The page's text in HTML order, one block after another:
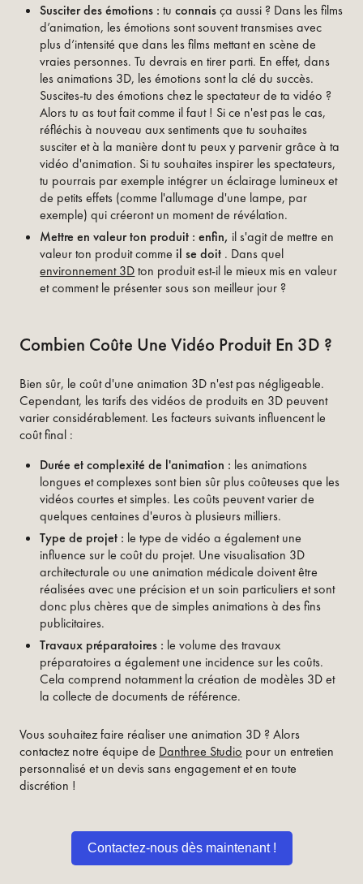
Susciter des émotions :tuconnaisça aussi ? Dans les films
d’animation, les émotions sont souvent transmises avec
plus d’intensité que dans les films mettant en scène de
vraies personnes. Tu devrais en tirer parti. En effet, dans
les animations 3D, les émotions sont la clé du succès.
Suscites-tu des émotions chez le spectateur de ta vidéo ?
Alors tu as tout fait comme il faut ! Si ce n'est pas le cas,
réfléchis à nouveau aux sentiments que tu souhaites
susciter et à la manière dont tu peux y parvenir grâce à ta
vidéo d'animation. Si tu souhaites inspirer les spectateurs,
tu pourrais par exemple intégrer un éclairage lumineux et
de petits effets (comme l'allumage d'une lampe, par
exemple) qui créeront un moment de révélation.
Mettre en valeur ton produit : enfin, il s'agit de mettre en
valeur ton produit comme il se doit . Dans quel
environnement 3Dton produit est-il le mieux mis en valeur
et comment le présenter sous son meilleur jour ?
Combien Coûte Une Vidéo Produit En 3D ?
Bien sûr, le coût d'une animation 3D n'est pas négligeable.
Cependant, les tarifs des vidéos de produits en 3D peuvent
varier considérablement. Les facteurs suivants influencent le
coût final :
Durée et complexité de l'animation : les animations
longues et complexes sont bien sûr plus coûteuses que les
vidéos courtes et simples. Les coûts peuvent varier de
quelques centaines d'euros à plusieurs milliers.
Type de projet : le type de vidéo a également une
influence sur le coût du projet. Une visualisation 3D
architecturale ou une animation médicale doivent être
réalisées avec une précision et un soin particuliers et sont
donc plus chères que de simples animations à des fins
publicitaires.
Travaux préparatoires : le volume des travaux
préparatoires a également une incidence sur les coûts.
Cela comprend notamment la création de modèles 3D et
la collecte de documents de référence.
Vous souhaitez faire réaliser une animation 3D ? Alors
contactez notre équipe de Danthree Studio pour un entretien
personnalisé et un devis sans engagement et en toute
discrétion !
Contactez-nous dès maintenant !